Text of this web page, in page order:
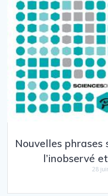
Nouvelles phrases
l’inobservé
28